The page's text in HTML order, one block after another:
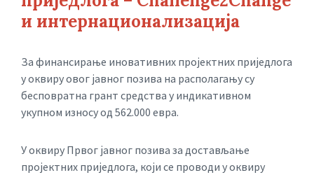
и интернационализација
За финансирање иновативних пројектних приједлога
у оквиру овог јавног позива на располагању су
бесповратна грант средства у индикативном
укупном износу од 562.000 евра.
У оквиру Првог јавног позива за достављање
пројектних приједлога, који се проводи у оквиру